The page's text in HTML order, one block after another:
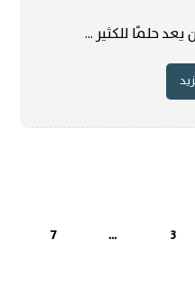
حلمًا للكثير ...
3
…
7